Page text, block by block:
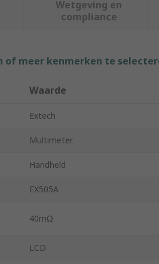
Wetgeving en
compliance
of meer kenmerken te
Waarde
Extech
Multimeter
Handheld
EX505A
40mΩ
LCD